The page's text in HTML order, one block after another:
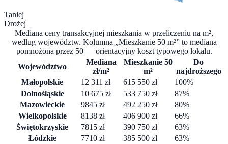
Taniej
Drożej
Mediana ceny transakcyjnej mieszkania w przeliczeniu na m²,
według województw. Kolumna „Mieszkanie 50 m²” to mediana
pomnożona przez 50 — orientacyjny koszt typowego lokalu.
Województwo
Mediana
zł/m²
Mieszkanie 50
m²
Do
najdroższego
Małopolskie
12 311 zł 615 550 zł 100%
Dolnośląskie
10 675 zł 533 750 zł 87%
Mazowieckie
9845 zł 492 250 zł 80%
Wielkopolskie
8138 zł 406 900 zł 66%
Świętokrzyskie
7815 zł 390 750 zł 63%
Łódzkie
7710 zł 385 500 zł 63%